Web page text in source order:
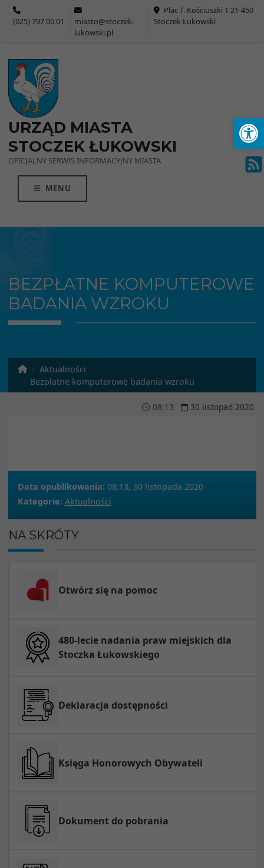
(025) 797 00 01
miasto@stoczek-
lukowski.pl
Plac T. Kościuszki 1 21-450
Stoczek Łukowski
URZĄD MIASTA
STOCZEK ŁUKOWSKI
OFICJALNY SERWIS INFORMACYJNY MIASTA
MENU
BEZPŁATNE KOMPUTEROWE
BADANIA WZROKU
Aktualności
Bezpłatne komputerowe badania wzroku
08:13 30 listopad 2020
Data opublikowania: 08:13, 30 listopada 2020
Kategorie: Aktualności
NA SKRÓTY
Otwórz się na pomoc
480-lecie nadania praw miejskich dla
Stoczka Łukowskiego
Deklaracja dostępności
Księga Honorowych Obywateli
Dokument do pobrania